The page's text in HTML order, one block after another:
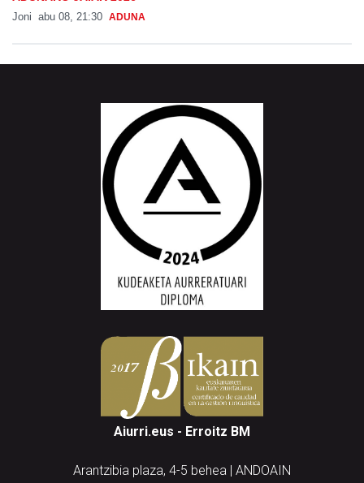
Joni abu 08, 21:30 ADUNA
Aiurri.eus - Erroitz BM
Arantzibia plaza, 4-5 behea | ANDOAIN